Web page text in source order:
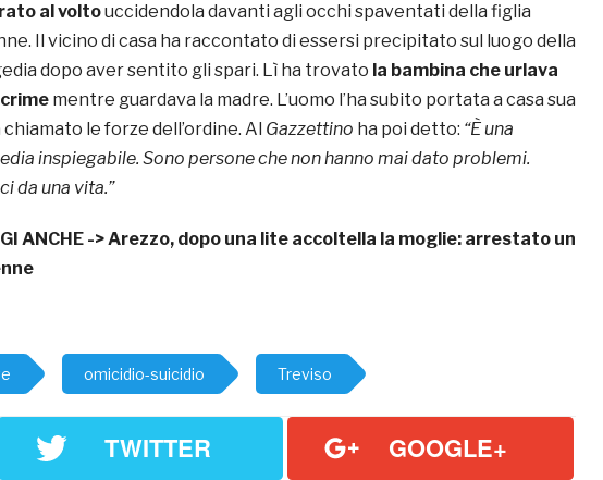
al voltouccidendola davanti agli occhi spaventati della figlia
Il vicino di casa ha raccontato di essersi precipitato sul luogo della
dopo aver sentito gli spari. Lì ha trovato la bambina che urlava
mentre guardava la madre. L’uomo l’ha subito portata a casa sua
chiamato le forze dell’ordine. Al Gazzettino ha poi detto: “È una
inspiegabile. Sono persone che non hanno mai dato problemi.
da una vita.”
ANCHE ->Arezzo, dopo una lite accoltella la moglie: arrestato un
omicidio-suicidio Treviso
TWITTER GOOGLE+